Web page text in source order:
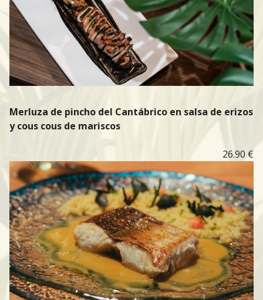
Merluza de pincho del Cantábrico en salsa de erizos
y cous cous de mariscos
26.90 €